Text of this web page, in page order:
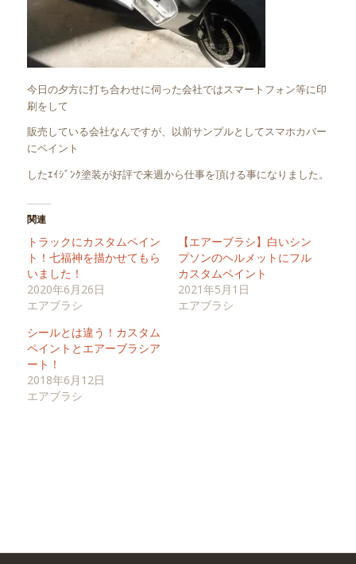
今日の夕方に打ち合わせに伺った会社ではスマートフォン等に印
刷をして
販売している会社なんですが、以前サンプルとしてスマホカバー
にペイント
したｴｲｼﾞﾝｸ塗装が好評で来週から仕事を頂ける事になりました。
関連
トラックにカスタムペイン
ト！七福神を描かせてもら
いました！
2020年6月26日
エアブラシ
【エアーブラシ】白いシン
プソンのヘルメットにフル
カスタムペイント
2021年5月1日
エアブラシ
シールとは違う！カスタム
ペイントとエアーブラシア
ート！
2018年6月12日
エアブラシ